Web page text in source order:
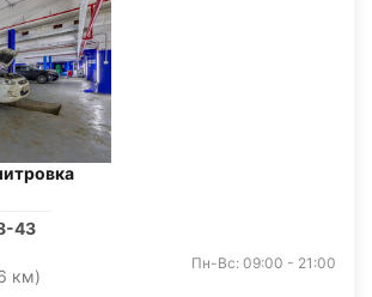
43
км)
Пн-Вс: 09:00 - 21:00